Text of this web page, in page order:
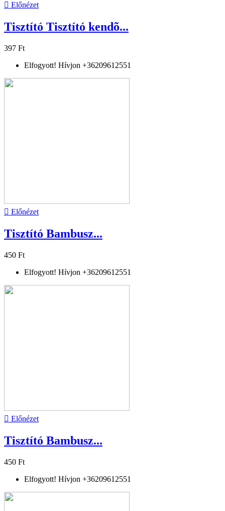
 Előnézet
Tisztító Tisztító kendõ...
397 Ft
Elfogyott! Hívjon +36209612551
 Előnézet
Tisztító Bambusz...
450 Ft
Elfogyott! Hívjon +36209612551
 Előnézet
Tisztító Bambusz...
450 Ft
Elfogyott! Hívjon +36209612551